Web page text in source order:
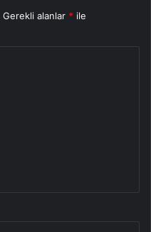
Gerekli alanlar * ile